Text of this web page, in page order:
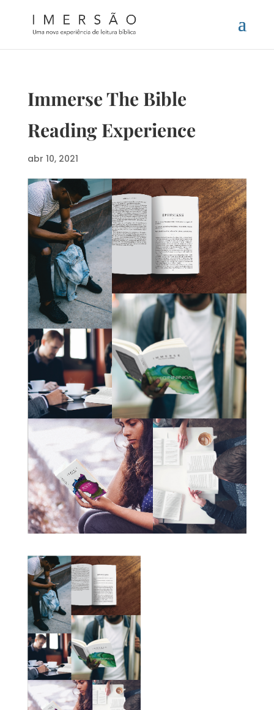
Immerse The Bible
Reading Experience
abr 10, 2021